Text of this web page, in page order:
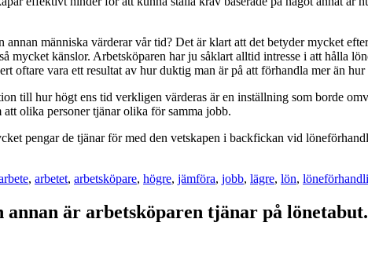
människa värderar vår tid? Det är klart att det betyder mycket
mycket känslor. Arbetsköparen har ju såklart alltid intresse i att hålla
oftare vara ett resultat av hur duktig man är på att förhandla mer än
till hur högt ens tid verkligen värderas är en inställning som borde
olika personer tjänar olika för samma jobb.
pengar de tjänar för med den vetskapen i backfickan vid
, arbetet, arbetsköpare, högre, jämföra, jobb, lägre, lön,
är arbetsköparen tjänar på